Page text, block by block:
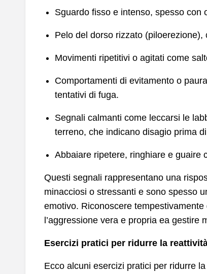
Sguardo fisso e intenso, spesso con
Pelo del dorso rizzato
Movimenti ripetitivi o agitati come
Comportamenti di evitamento o
tentativi di fuga.
Segnali calmanti come leccarsi le
terreno, che indicano disagio prima
Abbaiare ripetere, ringhiare e guaire
Questi segnali rappresentano una
minacciosi o stressanti e sono spesso
emotivo. Riconoscere
l’aggressione vera e propria ea gestire
Esercizi pratici per ridurre la
Ecco alcuni esercizi pratici per ridurre